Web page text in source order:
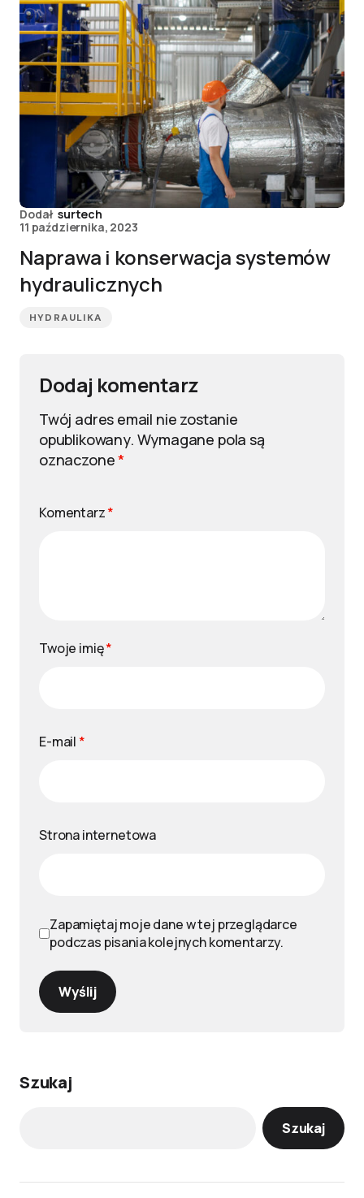
Dodał surtech
11 października, 2023
Naprawa i konserwacja systemów
hydraulicznych
HYDRAULIKA
Dodaj komentarz
Twój adres email nie zostanie
opublikowany. Wymagane pola są
oznaczone*
Komentarz*
Twoje imię*
E-mail *
Strona internetowa
Zapamiętaj moje dane w tej przeglądarce
podczas pisania kolejnych komentarzy.
Wyślij
Szukaj
Szukaj